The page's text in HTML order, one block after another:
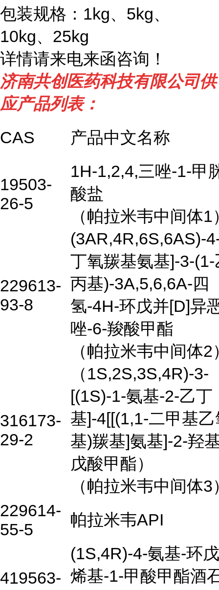
包装规格：1kg、5kg、
10kg、25kg
详情请来电来函咨询！
济南共创医药科技有限公司供
应产品列表：
CAS
产品中文名称
19503-
26-5
1H-1,2,4,三唑-1-甲
酸盐
（帕拉米韦中间体1
229613-
93-8
(3AR,4R,6S,6AS)-
丁氧羰基氨基]-3-(1-
丙基)-3A,5,6,6A-四
氢-4H-环戊并[D]异
唑-6-羧酸甲酯
（帕拉米韦中间体2
316173-
29-2
（1S,2S,3S,4R)-3-
[(1S)-1-氨基-2-乙丁
基]-4[[(1,1-二甲基乙
基)羰基]氨基]-2-羟
戊酸甲酯）
（帕拉米韦中间体3
229614-
55-5
帕拉米韦API
419563-
(1S,4R)-4-氨基-环
烯基-1-甲酸甲酯酒